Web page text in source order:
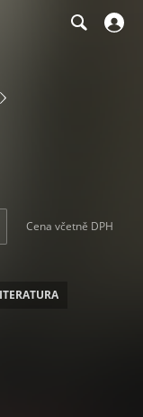
Cena včetně DPH